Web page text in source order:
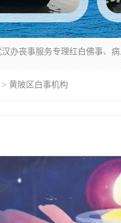
> 黄陂区白事机构